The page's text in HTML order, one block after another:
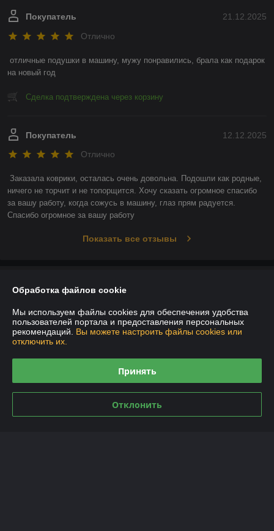
21.12.2025
Покупатель
Отлично
отличные подушки в машину, мужу понравились, брала как подарок
на новый год
Сделка подтверждена через корзину
12.12.2025
Покупатель
Отлично
Заказала коврики, осталась очень довольна. Подошли как родные,
ничего не торчит и не топорщится. Хочу сказать огромное спасибо
за вашу работу, когда сожусь в машину, глаз прям радуется.
Спасибо огромное за вашу работу
Показать все отзывы
Контакты
Доставка и оплата
Полная версия сайта
Обработка файлов cookie
Мы используем файлы cookies для обеспечения удобства
пользователей портала и предоставления персональных
рекомендаций. Вы можете настроить файлы cookies или
отключить их.
Принять
Отклонить